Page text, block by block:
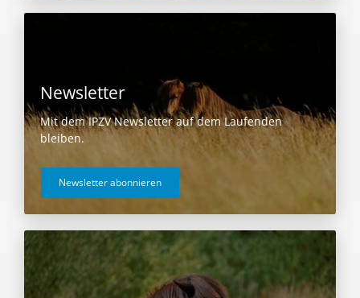
Newsletter
Mit dem IPZV Newsletter auf dem Laufenden
bleiben.
Newsletter abonnieren